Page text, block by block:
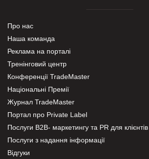
Про нас
Наша команда
Реклама на порталі
Тренінговий центр
Конференції TradeMaster
Національні Премії
Журнал TradeMaster
Портал про Private Label
Послуги В2В- маркетингу та PR для клієнтів
Послуги з надання інформації
Відгуки